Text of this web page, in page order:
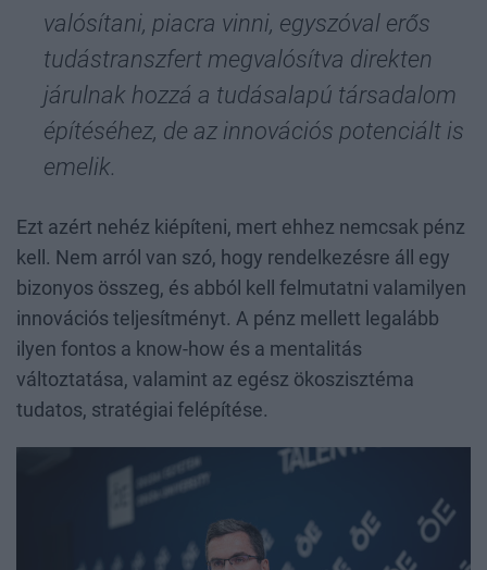
valósítani, piacra vinni, egyszóval erős
tudástranszfert megvalósítva direkten
járulnak hozzá a tudásalapú társadalom
építéséhez, de az innovációs potenciált is
emelik.
Ezt azért nehéz kiépíteni, mert ehhez nemcsak pénz
kell. Nem arról van szó, hogy rendelkezésre áll egy
bizonyos összeg, és abból kell felmutatni valamilyen
innovációs teljesítményt. A pénz mellett legalább
ilyen fontos a know-how és a mentalitás
változtatása, valamint az egész ökoszisztéma
tudatos, stratégiai felépítése.